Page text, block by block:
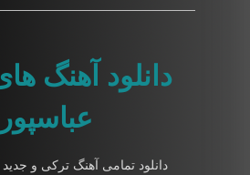
دانلود آهنگ
عباسپور
دانلود تمامی آهنگ ترکی و